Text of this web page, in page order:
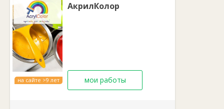
на сайте >9 лет
АкрилКолор
мои работы